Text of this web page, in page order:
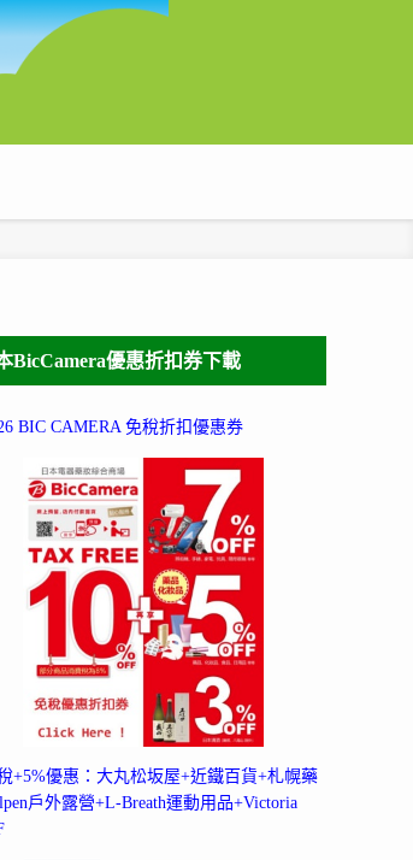
BicCamera優惠折扣券下載
BIC CAMERA 免稅折扣優惠券
+5%優惠：大丸松坂屋+近鐵百貨+札幌藥
戶外露營+L-Breath運動用品+Victoria